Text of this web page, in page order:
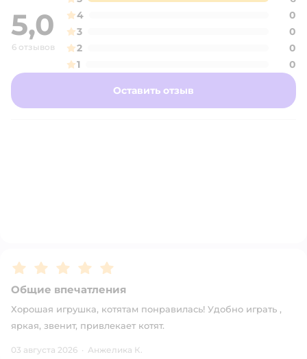
5,0
6 отзывов
4
0
3
0
2
0
1
0
Оставить отзыв
Рейтинг:5
Общие впечатления
Хорошая игрушка, котятам понравилась! Удобно играть ,
яркая, звенит, привлекает котят.
03 августа 2026 · Анжелика К.